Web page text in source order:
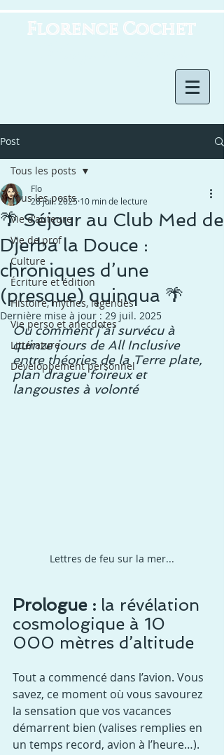
Florence Cochet
Post
Tous les posts
Vie d'auteure
Vie de prof
Culture
Écriture et édition
Histoire, mythes, légendes
Vie perso et anecdotes
Littérature
Développement personnel
Tous les posts
🌴 Séjour au Club Med de
Djerba la Douce :
chroniques d’une
(presque) quinqua 🌴
Flo
28 juil. 2025 10 min de lecture
Dernière mise à jour : 29 juil. 2025
Ou comment j’ai survécu à
quinze jours de All Inclusive
entre théories de la Terre plate,
plan drague foireux et
langoustes à volonté
Lettres de feu sur la mer...
Prologue : la révélation
cosmologique à 10
000 mètres d’altitude
Tout a commencé dans l’avion. Vous
savez, ce moment où vous savourez
la sensation que vos vacances
démarrent bien (valises remplies en
un temps record, avion à l’heure…).